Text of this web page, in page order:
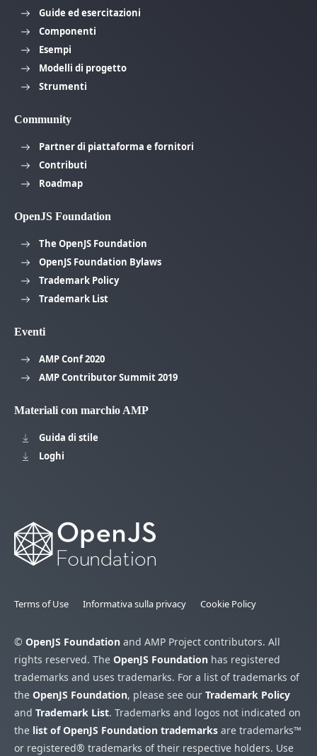
Guide ed esercitazioni
Componenti
Esempi
Modelli di progetto
Strumenti
Community
Partner di piattaforma e fornitori
Contributi
Roadmap
OpenJS Foundation
The OpenJS Foundation
OpenJS Foundation Bylaws
Trademark Policy
Trademark List
Eventi
AMP Conf 2020
AMP Contributor Summit 2019
Materiali con marchio AMP
Guida di stile
Loghi
Terms of Use Informativa sulla privacy Cookie Policy
© OpenJS Foundation and AMP Project contributors. All
rights reserved. The OpenJS Foundation has registered
trademarks and uses trademarks. For a list of trademarks of
the OpenJS Foundation, please see our Trademark Policy
and Trademark List. Trademarks and logos not indicated on
the list of OpenJS Foundation trademarks are trademarks™
or registered® trademarks of their respective holders. Use